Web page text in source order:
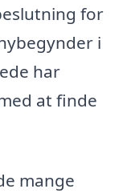
for
i
har
at finde
mange